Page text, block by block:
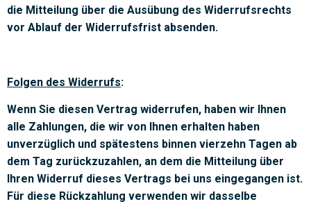
die Mitteilung über die Ausübung des Widerrufsrechts
vor Ablauf der Widerrufsfrist absenden.
Folgen des Widerrufs:
Wenn Sie diesen Vertrag widerrufen, haben wir Ihnen
alle Zahlungen, die wir von Ihnen erhalten haben
unverzüglich und spätestens binnen vierzehn Tagen ab
dem Tag zurückzuzahlen, an dem die Mitteilung über
Ihren Widerruf dieses Vertrags bei uns eingegangen ist.
Für diese Rückzahlung verwenden wir dasselbe